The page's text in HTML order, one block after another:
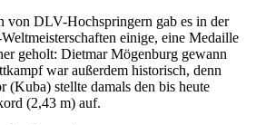
von DLV-Hochspringern gab es in der
einige, eine Medaille
geholt: Dietmar Mögenburg gewann
war außerdem historisch, denn
(Kuba) stellte damals den bis heute
(2,43 m) auf.